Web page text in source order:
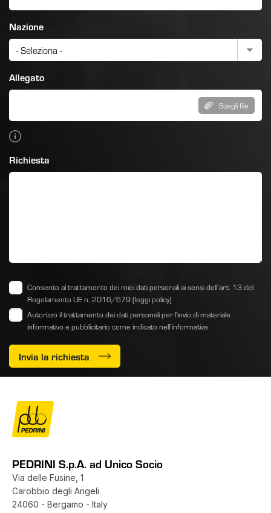
Nazione
Allegato
Scegli file
Richiesta
Consento al trattamento dei miei dati personali ai sensi dell’art. 13 del
Regolamento UE n. 2016/679 (leggi policy)
Autorizzo il trattamento dei dati personali per l'invio di materiale
informativo e pubblicitario come indicato nell’informativa
Invia la richiesta
PEDRINI S.p.A. ad Unico Socio
Via delle Fusine, 1
Carobbio degli Angeli
24060 - Bergamo - Italy